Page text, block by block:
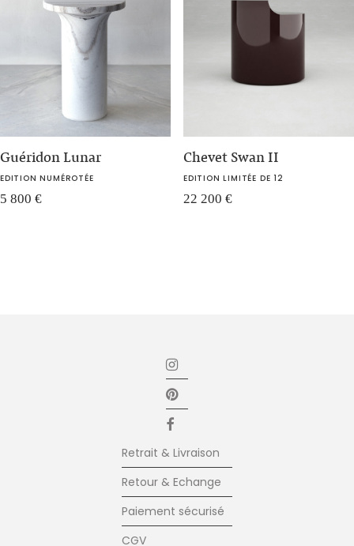
Guéridon Lunar
EDITION NUMÉROTÉE
5 800 €
Chevet Swan II
EDITION LIMITÉE DE 12
22 200 €
Retrait & Livraison
Retour & Echange
Paiement sécurisé
CGV